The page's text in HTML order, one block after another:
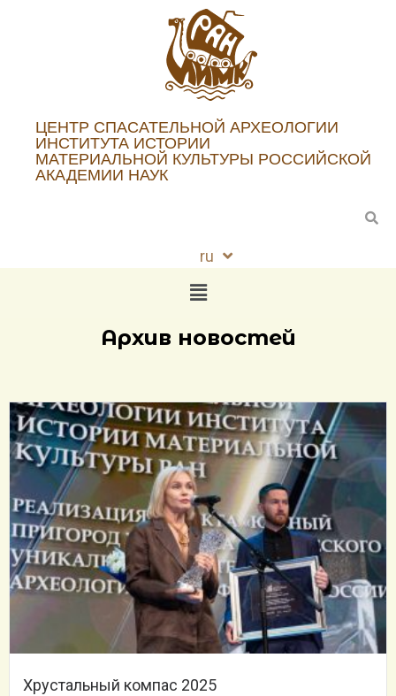
ЦЕНТР СПАСАТЕЛЬНОЙ АРХЕОЛОГИИ
ИНСТИТУТА ИСТОРИИ
МАТЕРИАЛЬНОЙ КУЛЬТУРЫ РОССИЙСКОЙ
АКАДЕМИИ НАУК
ru
en
Архив новостей
Хрустальный компас 2025